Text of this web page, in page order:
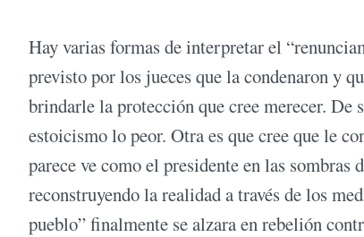
Hay varias formas de interpretar el
previsto por los jueces que la condenaron y
brindarle la protección que cree merecer. De
estoicismo lo peor. Otra es que cree que le
parece ve como el presidente en las
reconstruyendo la realidad a través de los
pueblo” finalmente se alzara en rebelión